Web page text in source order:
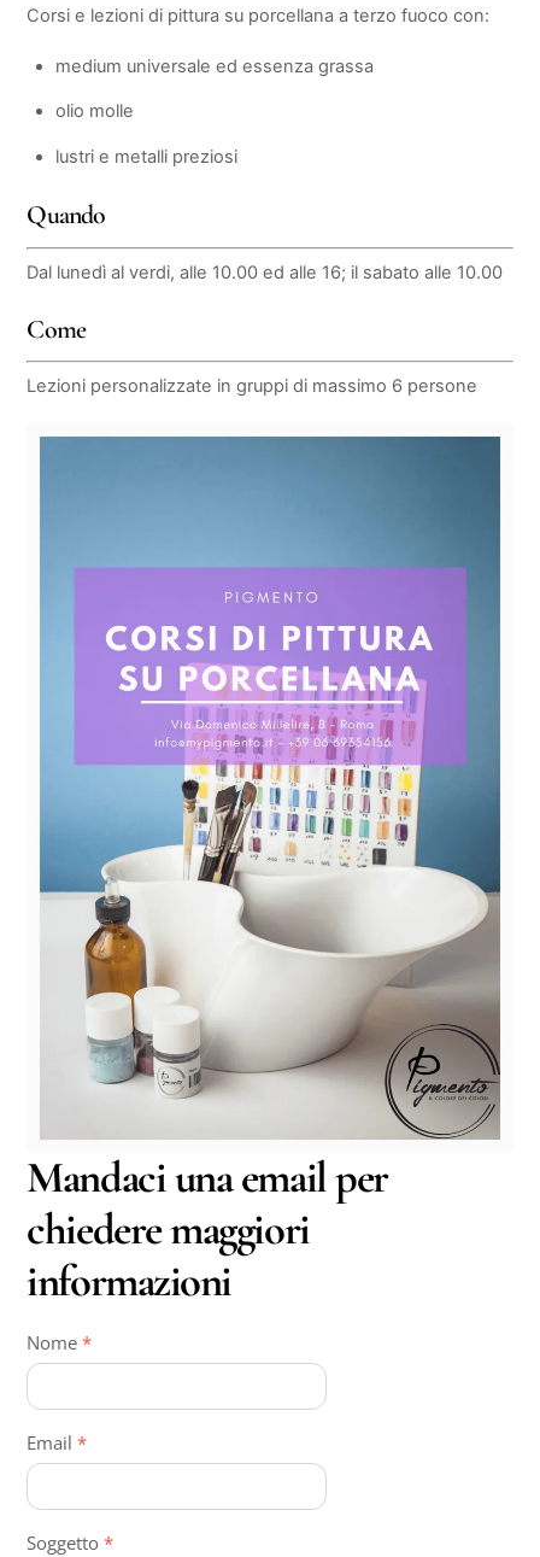
Corsi e lezioni di pittura su porcellana a terzo fuoco con:
medium universale ed essenza grassa
olio molle
lustri e metalli preziosi
Quando
Dal lunedì al verdi, alle 10.00 ed alle 16; il sabato alle 10.00
Come
Lezioni personalizzate in gruppi di massimo 6 persone
Mandaci una email per
chiedere maggiori
informazioni
Nome*
Email*
Soggetto*